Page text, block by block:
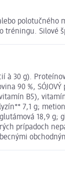
tréningu.
à 30 g).
90 %,
B5),
7,1 g;
18,9 g;
prípadoch